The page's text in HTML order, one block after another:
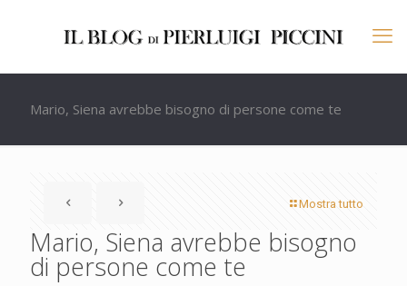
Mario, Siena avrebbe bisogno di persone come te
Mostra tutto
Mario, Siena avrebbe bisogno
di persone come te